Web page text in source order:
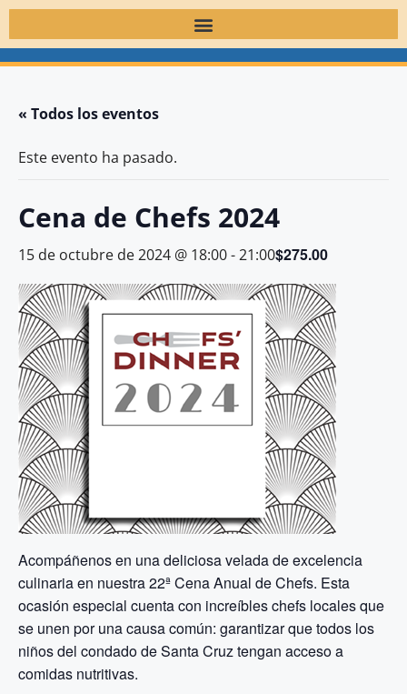
« Todos los eventos
Este evento ha pasado.
Cena de Chefs 2024
15 de octubre de 2024 @ 18:00-21:00$275.00
Acompáñenos en una deliciosa velada de excelencia
culinaria en nuestra 22ª Cena Anual de Chefs. Esta
ocasión especial cuenta con increíbles chefs locales que
se unen por una causa común: garantizar que todos los
niños del condado de Santa Cruz tengan acceso a
comidas nutritivas.